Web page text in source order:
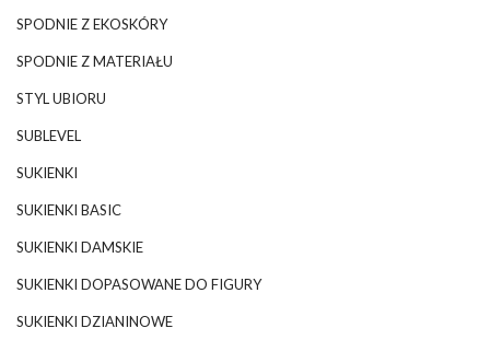
SPODNIE Z EKOSKÓRY
SPODNIE Z MATERIAŁU
STYL UBIORU
SUBLEVEL
SUKIENKI
SUKIENKI BASIC
SUKIENKI DAMSKIE
SUKIENKI DOPASOWANE DO FIGURY
SUKIENKI DZIANINOWE